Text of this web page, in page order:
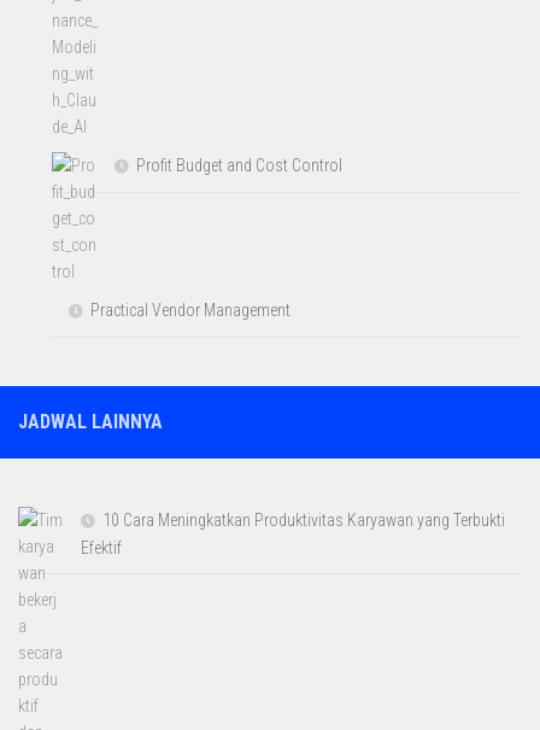
Profit Budget and Cost Control
Practical Vendor Management
JADWAL LAINNYA
10 Cara Meningkatkan Produktivitas Karyawan yang Terbukti
Efektif